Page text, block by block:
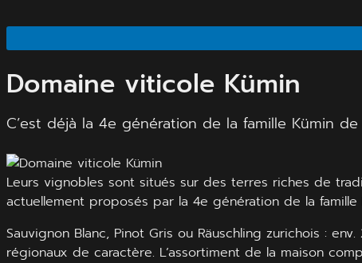
Domaine viticole Kümin
C’est déjà la 4e génération de la famille Kümin
Leurs vignobles sont situés sur des terres riches de
actuellement proposés par la 4e génération de la famille
Sauvignon Blanc, Pinot Gris ou Räuschling zurichois :
régionaux de caractère. L’assortiment de la maison